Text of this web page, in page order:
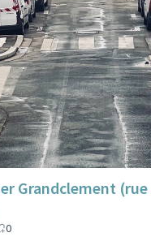
Grandclement (rue
0